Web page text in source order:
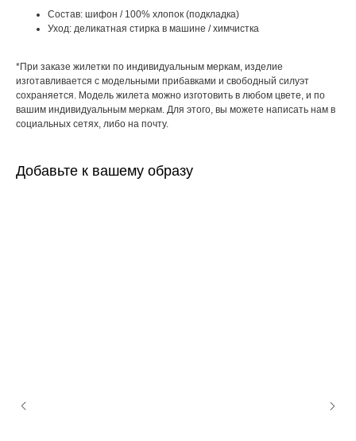
Состав: шифон / 100% хлопок (подкладка)
Уход: деликатная стирка в машине / химчистка
*При заказе жилетки по индивидуальным меркам, изделие
изготавливается с модельными прибавками и свободный силуэт
сохраняется. Модель жилета можно изготовить в любом цвете, и по
вашим индивидуальным меркам. Для этого, вы можете написать нам в
социальных сетях, либо на почту.
Добавьте к вашему образу